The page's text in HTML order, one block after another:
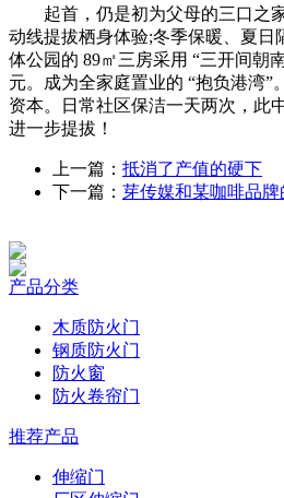
起首，仍是初为父母的三口之
动线提拔栖身体验;冬季保暖、夏日
体公园的 89㎡三房采用 “三开间朝
元。成为全家庭置业的 “抱负港湾”
资本。日常社区保洁一天两次，此
进一步提拔！
上一篇： 抵消了产值的硬下
下一篇： 芽传媒和某咖啡品
产品分类
木质防火门
钢质防火门
防火窗
防火卷帘门
推荐产品
伸缩门